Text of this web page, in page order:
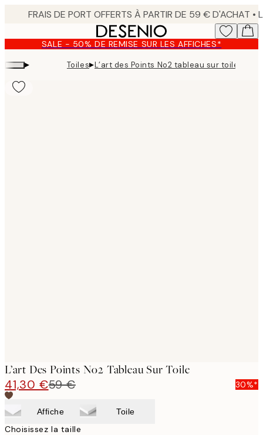
content.SALE - 50% DE REMISE SUR LES AFFICHES*
▸ Toiles▸L’art des Points No2 tableau sur toile
L’art Des Points No2 Tableau Sur Toile
41,30 €59 € 30%*
Affiche Toile
Choisissez la taille